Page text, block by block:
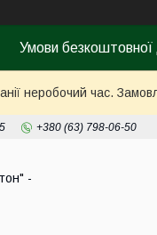
Умови безкоштовної
неробочий час.
+380 (63) 798-06-50
-